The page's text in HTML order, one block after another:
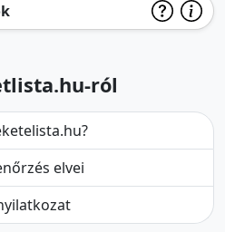
ról
elvei